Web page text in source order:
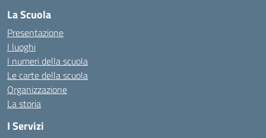
La Scuola
Presentazione
I luoghi
I numeri della scuola
Le carte della scuola
Organizzazione
La storia
I Servizi